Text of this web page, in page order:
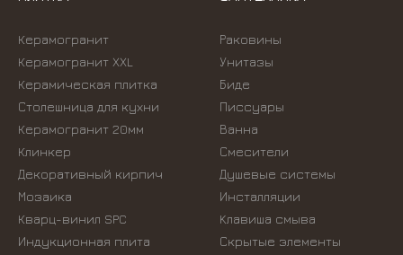
Керамогранит
Керамогранит XXL
Керамическая плитка
Столешница для кухни
Керамогранит 20мм
Клинкер
Декоративный кирпич
Мозаика
Кварц-винил SPC
Индукционная плита
Раковины
Унитазы
Биде
Писсуары
Ванна
Смесители
Душевые системы
Инсталляции
Kлавиша смыва
Скрытые элементы